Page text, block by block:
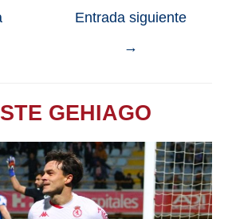
Entrada siguiente
→
GEHIAGO